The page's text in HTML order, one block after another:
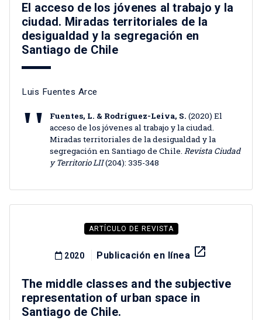
El acceso de los jóvenes al trabajo y la
ciudad. Miradas territoriales de la
desigualdad y la segregación en
Santiago de Chile
Luis Fuentes Arce
Fuentes, L. & Rodríguez-Leiva, S. (2020) El
acceso de los jóvenes al trabajo y la ciudad.
Miradas territoriales de la desigualdad y la
segregación en Santiago de Chile. Revista Ciudad
y Territorio LII(204): 335-348
ARTÍCULO DE REVISTA
2020 Publicación en línea launch
The middle classes and the subjective
representation of urban space in
Santiago de Chile.